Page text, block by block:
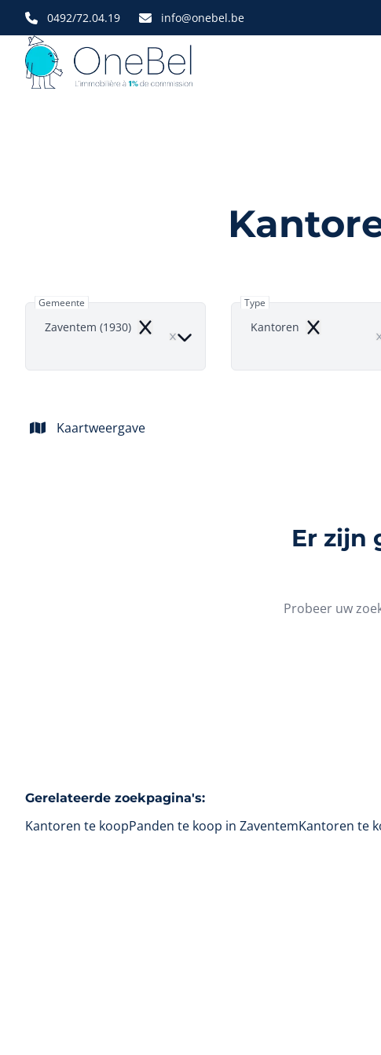
Ga naar hoofdinhoud
0492/72.04.19 info@onebel.be
Gemeente
Zaventem (1930) Remove
Type
Kantoren Remove
Kaartweergave
Er zijn
Probeer uw
Gerelateerde zoekpagina's:
Kantoren te koopPanden te koop in ZaventemKantoren te